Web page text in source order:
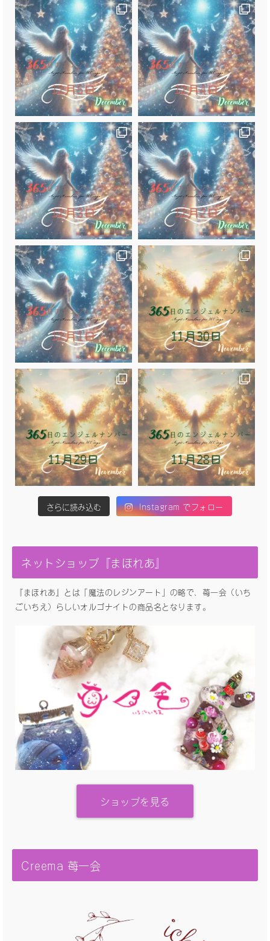
さらに読み込む Instagram でフォロー
ネットショップ『まほれあ』
『まほれあ』とは「魔法のレジンアート」の略で、苺一会（いち
ごいちえ）らしいオルゴナイトの商品名となります。
ショップを見る
Creema 苺一会